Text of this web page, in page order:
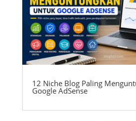
12 Niche Blog Paling
Google AdSense